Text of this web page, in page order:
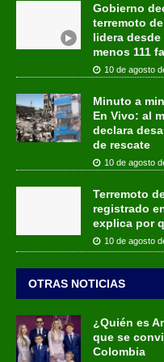
Gobierno
terremoto
lidera desde
menos 111
10 de agosto
Minuto a
En Vivo: al
declara
de rescate
10 de agosto
Terremoto
registrado
explica por
10 de agosto
OTRAS NOTICIAS
¿Quién es
que se
Colombia